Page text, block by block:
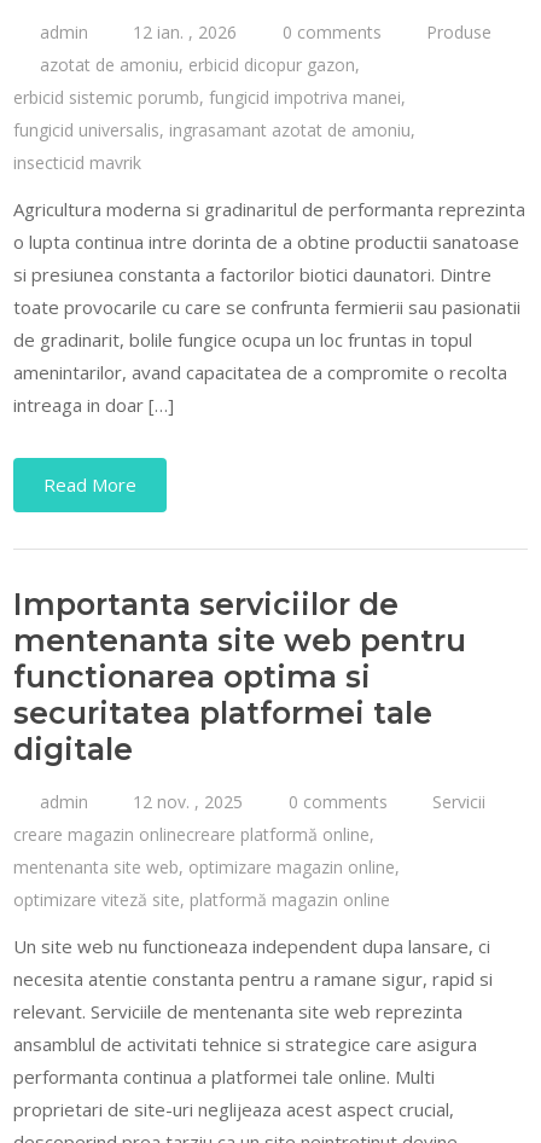
admin 12 ian. , 2026 0 comments
Produse
azotat de amoniu, erbicid dicopur gazon,
erbicid sistemic porumb,fungicid impotriva manei,
fungicid universalis, ingrasamant azotat de amoniu,
insecticid mavrik
Agricultura moderna si gradinaritul de performanta reprezinta
o lupta continua intre dorinta de a obtine productii sanatoase
si presiunea constanta a factorilor biotici daunatori. Dintre
toate provocarile cu care se confrunta fermierii sau pasionatii
de gradinarit, bolile fungice ocupa un loc fruntas in topul
amenintarilor, avand capacitatea de a compromite o recolta
intreaga in doar […]
Read More
Importanta serviciilor de
mentenanta site web pentru
functionarea optima si
securitatea platformei tale
digitale
admin 12 nov. , 2025 0 comments
Servicii
creare magazin onlinecreare platformă online,
mentenanta site web, optimizare magazin online,
optimizare viteză site, platformă magazin online
Un site web nu functioneaza independent dupa lansare, ci
necesita atentie constanta pentru a ramane sigur, rapid si
relevant. Serviciile de mentenanta site web reprezinta
ansamblul de activitati tehnice si strategice care asigura
performanta continua a platformei tale online. Multi
proprietari de site-uri neglijeaza acest aspect crucial,